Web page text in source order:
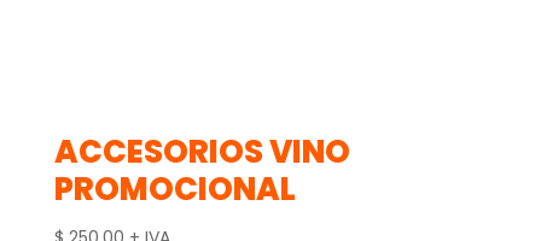
ACCESORIOS VINO
PROMOCIONAL